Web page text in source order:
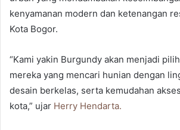
kenyamanan modern dan ketenangan
Kota Bogor.
“Kami yakin Burgundy akan menjadi
mereka yang mencari hunian dengan
desain berkelas, serta kemudahan
kota,” ujar Herry Hendarta.